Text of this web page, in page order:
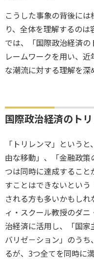
こうした事象の背後に
り、全体を理解するの
では、「国際政治経済
レームワークを用い、
な潮流に対する理解を深
国際政治経済のト
「トリレンマ」という
由な移動」、「金融政
つは同時に達成するこ
すことはできないとい
される方も多いかもし
ィ・スクール教授のダ
治経済に活用し、「国
バリゼ－ション」のう
るが、3つ全てを同時に